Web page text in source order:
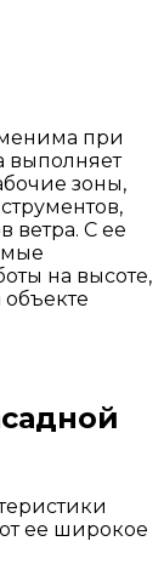
при
выполняет
зоны,
,
ветра. С ее
на высоте,
объекте
ее широкое